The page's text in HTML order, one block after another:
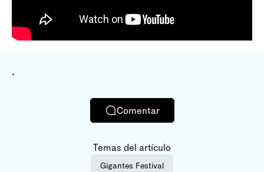
.
Comentar
Temas del artículo
Gigantes Festival